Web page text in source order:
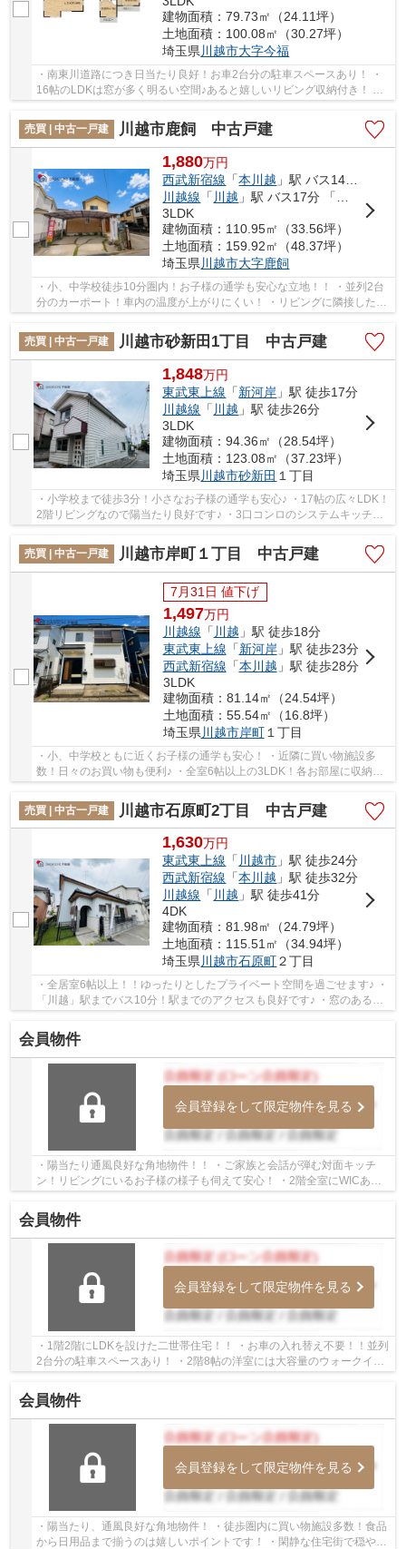
建物面積：79.73㎡（24.11坪）
土地面積：100.08㎡（30.27坪）
埼玉県 川越市大字今福
・南東川道路につき日当たり良好！お車2台分の駐車スペースあり！ ・
16帖のLDKは窓が多く明るい空間♪あると嬉しいリビング収納付き！ ・
売買 | 中古一戸建
川越市鹿飼 中古戸建
1,880万円
西武新宿線 「本川越 」駅 バス14分 「鴨田」 停歩26分
川越線 「 川越 」駅 バス17分 「鴨田」 停歩26分
3LDK
建物面積：110.95㎡（33.56坪）
土地面積：159.92㎡（48.37坪）
埼玉県 川越市大字鹿飼
・小、中学校徒歩10分圏内！お子様の通学も安心な立地！！ ・並列2台
分のカーポート！車内の温度が上がりにくい！ ・リビングに隣接した和
売買 | 中古一戸建
川越市砂新田1丁目 中古戸建
1,848万円
東武東上線 「新河岸 」駅 徒歩17分
川越線 「 川越 」駅 徒歩26分
3LDK
建物面積：94.36㎡（28.54坪）
土地面積：123.08㎡（37.23坪）
埼玉県 川越市砂新田 １丁目
・小学校まで徒歩3分！小さなお子様の通学も安心♪ ・17帖の広々LDK！
2階リビングなので陽当たり良好です♪ ・3口コンロのシステムキッチ
ン！毎日のお料理も捗ります♪ 経験豊富なキャリ...
売買 | 中古一戸建
川越市岸町１丁目 中古戸建
7月31日 値下げ
1,497万円
川越線 「 川越 」駅 徒歩18分
東武東上線 「新河岸」駅 徒歩23分
西武新宿線 「本川越 」駅 徒歩28分
3LDK
建物面積：81.14㎡（24.54坪）
土地面積：55.54㎡（16.8坪）
埼玉県 川越市岸町１丁目
・小、中学校ともに近くお子様の通学も安心！ ・近隣に買い物施設多
数！日々のお買い物も便利♪ ・全室6帖以上の3LDK！各お部屋に収納が
ついており住空間もスッキリ片付きます♪ 経験豊...
売買 | 中古一戸建
川越市石原町2丁目 中古戸建
1,630万円
東武東上線 「 川越市 」駅 徒歩24分
西武新宿線 「本川越 」駅 徒歩32分
川越線 「 川越 」駅 徒歩41分
4DK
建物面積：81.98㎡（24.79坪）
土地面積：115.51㎡（34.94坪）
埼玉県川越市石原町２丁目
・全居室6帖以上！！ゆったりとしたプライベート空間を過ごせます♪ ・
「川越」駅までバス10分！駅までのアクセスも良好です♪ ・窓のある明
会員物件
会員登録をして限定物件を見る
・陽当たり通風良好な角地物件！！ ・ご家族と会話が弾む対面キッチ
ン！リビングにいるお子様の様子も伺えて安心！ ・2階全室にWICあ
会員物件
会員登録をして限定物件を見る
・1階2階にLDKを設けた二世帯住宅！！ ・お車の入れ替え不要！！並列
2台分の駐車スペースあり！ ・2階8帖の洋室には大容量のウォークイン
会員物件
会員登録をして限定物件を見る
・陽当たり、通風良好な角地物件！ ・徒歩圏内に買い物施設多数！食品
から日用品まで揃うのは嬉しいポイントです！ ・閑静な住宅街で穏やか